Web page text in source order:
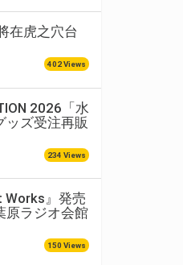
在虎之穴台
402 Views
2026「水
ッズ受注再販
234 Views
Works』発売
原ラジオ会館
150 Views